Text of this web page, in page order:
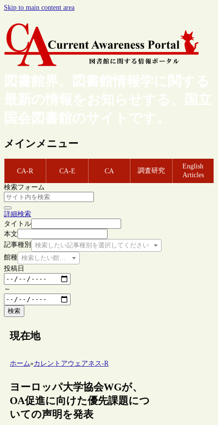
Skip to main content area
図書館界、図書館情報学に関する
最新の情報をお知らせする、国立
国会図書館のサイトです。
メインメニュー
CA-R CA-E CA 調査研究
English
Articles
検索フォーム
詳細検索
タイトル
本文
記事種別
検索したい記事種別を選択してください
館種 検索したい館種を選択してください
投稿日
～
検索
現在地
ホーム»カレントアウェアネス-R
ヨーロッパ大学協会WGが、
OA促進に向けた優先課題につ
いての声明を発表